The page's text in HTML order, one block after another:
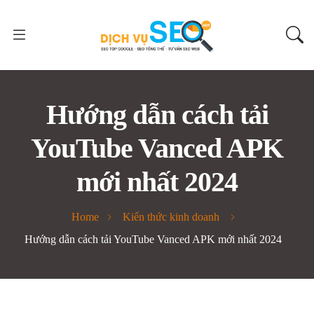
Hướng dẫn cách tải
YouTube Vanced APK
mới nhất 2024
Home
Kiến thức kinh doanh
Hướng dẫn cách tải YouTube Vanced APK mới nhất 2024